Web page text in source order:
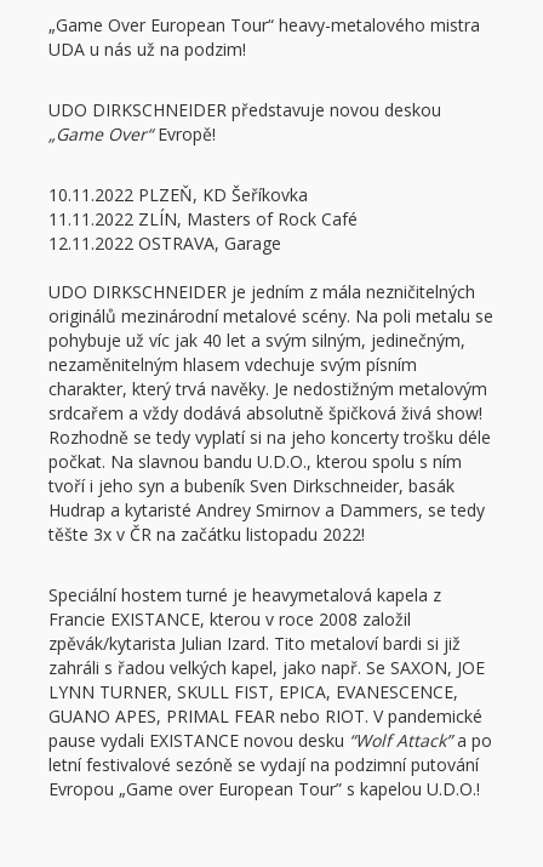
„Game Over European Tour“ heavy-metalového mistra
UDA u nás už na podzim!
UDO DIRKSCHNEIDER představuje novou deskou
„Game Over“Evropě!
10.11.2022 PLZEŇ, KD Šeříkovka
11.11.2022 ZLÍN, Masters of Rock Café
12.11.2022 OSTRAVA, Garage
UDO DIRKSCHNEIDER je jedním z mála nezničitelných
originálů mezinárodní metalové scény. Na poli metalu se
pohybuje už víc jak 40 let a svým silným, jedinečným,
nezaměnitelným hlasem vdechuje svým písním
charakter, který trvá navěky. Je nedostižným metalovým
srdcařem a vždy dodává absolutně špičková živá show!
Rozhodně se tedy vyplatí si na jeho koncerty trošku déle
počkat. Na slavnou bandu U.D.O., kterou spolu s ním
tvoří i jeho syn a bubeník Sven Dirkschneider, basák
Hudrap a kytaristé Andrey Smirnov a Dammers, se tedy
těšte 3x v ČR na začátku listopadu 2022!
Speciální hostem turné je heavymetalová kapela z
Francie EXISTANCE, kterou v roce 2008 založil
zpěvák/kytarista Julian Izard. Tito metaloví bardi si již
zahráli s řadou velkých kapel, jako např. Se SAXON, JOE
LYNN TURNER, SKULL FIST, EPICA, EVANESCENCE,
GUANO APES, PRIMAL FEAR nebo RIOT. V pandemické
pause vydali EXISTANCE novou desku “Wolf Attack”a po
letní festivalové sezóně se vydají na podzimní putování
Evropou „Game over European Tour” s kapelou U.D.O.!